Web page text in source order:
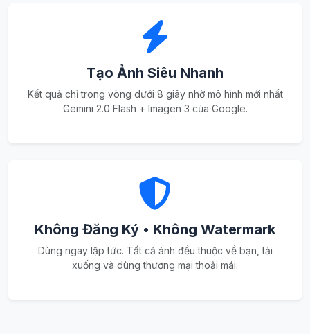
Tạo Ảnh Siêu Nhanh
Kết quả chỉ trong vòng dưới 8 giây nhờ mô hình mới nhất
Gemini 2.0 Flash + Imagen 3 của Google.
Không Đăng Ký • Không Watermark
Dùng ngay lập tức. Tất cả ảnh đều thuộc về bạn, tải
xuống và dùng thương mại thoải mái.